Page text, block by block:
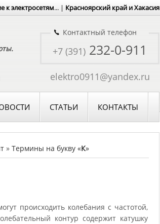
к электросетям... | Красноярский край и Хакасия
Контактный телефон
+7 (391) 232-0-911
elektro0911@yandex.ru
СТАТЬИ КОНТАКТЫ
» Термины на букву «К»
происходить колебания с частотой,
контур содержит катушку